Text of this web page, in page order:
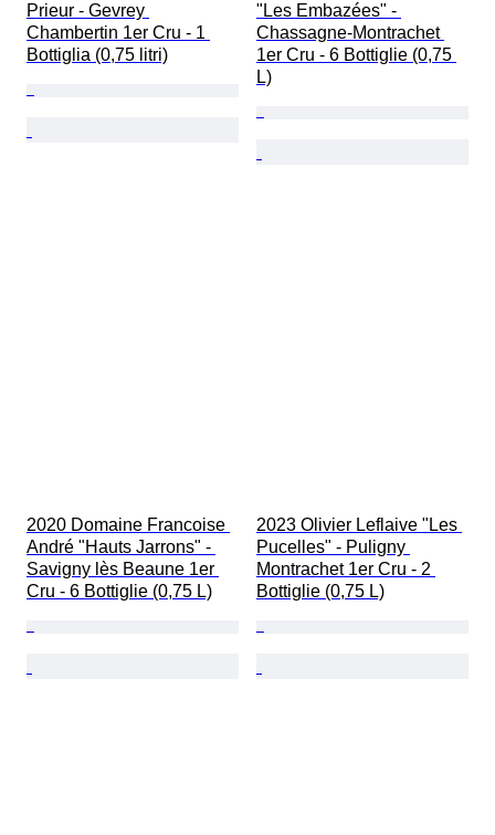
Prieur - Gevrey
Chambertin 1er Cru - 1
Bottiglia (0,75 litri)
"Les Embazées" -
Chassagne-Montrachet
1er Cru - 6 Bottiglie (0,75
L)
2020 Domaine Francoise
André "Hauts Jarrons" -
Savigny lès Beaune 1er
Cru - 6 Bottiglie (0,75 L)
2023 Olivier Leflaive "Les
Pucelles" - Puligny
Montrachet 1er Cru - 2
Bottiglie (0,75 L)